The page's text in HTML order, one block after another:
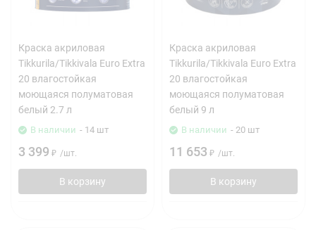
Краска акриловая
Tikkurila/Tikkivala Euro Extra
20 влагостойкая
моющаяся полуматовая
белый 2.7 л
В наличии - 14 шт
3 399 ₽ /шт.
В корзину
Краска акриловая
Tikkurila/Tikkivala Euro Extra
20 влагостойкая
моющаяся полуматовая
белый 9 л
В наличии - 20 шт
11 653 ₽ /шт.
В корзину